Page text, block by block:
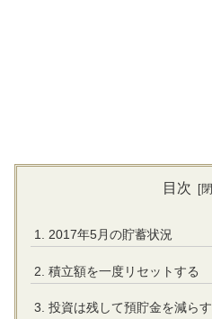
目次
2017年5月の貯蓄状況
積立額を一度リセットする
投資は残して預貯金を減らす